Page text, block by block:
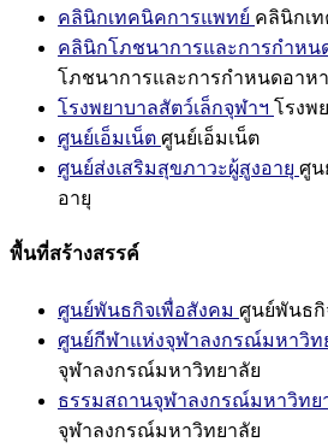
คลินิกเทคนิคการแพทย์ คลินิกเ
คลินิกโภชนาการและการกำหน
โภชนาการและการกำหนดอาห
โรงพยาบาลสัตว์เล็กจุฬาฯ โรงพ
ศูนย์เอ็มเน็ต ศูนย์เอ็มเน็ต
ศูนย์ส่งเสริมสุขภาวะผู้สูงอายุ ศูน
อายุ
พื้นที่สร้างสรรค์
ศูนย์พันธกิจเพื่อสังคม ศูนย์พันธกิ
ศูนย์กีฬาแห่งจุฬาลงกรณ์มหาวิท
จุฬาลงกรณ์มหาวิทยาลัย
ธรรมสถานจุฬาลงกรณ์มหาวิทย
จุฬาลงกรณ์มหาวิทยาลัย